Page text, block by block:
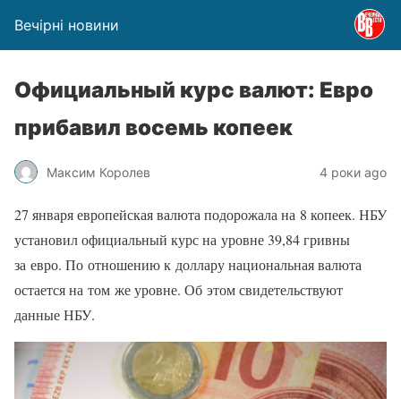
Вечірні новини
Официальный курс валют: Евро
прибавил восемь копеек
Максим Королев 4 роки ago
27 января европейская валюта подорожала на 8 копеек. НБУ
установил официальный курс на уровне 39,84 гривны
за евро. По отношению к доллару национальная валюта
остается на том же уровне. Об этом свидетельствуют
данные НБУ.